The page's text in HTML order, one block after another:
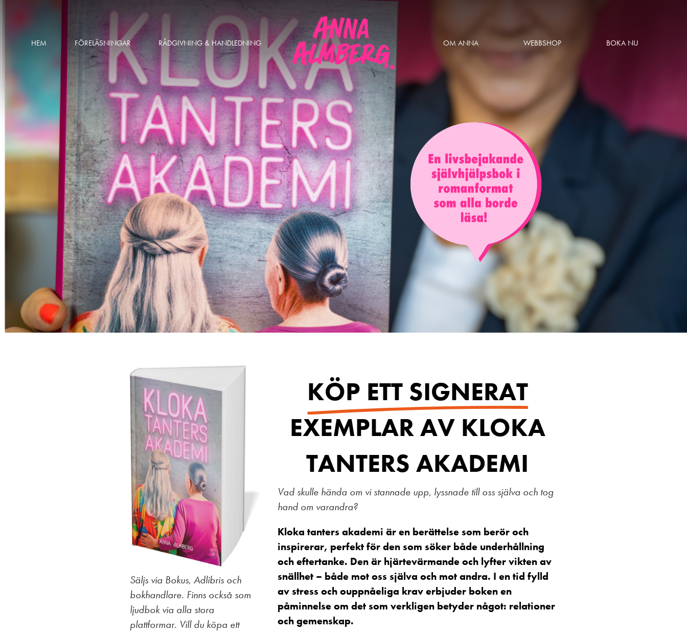
HEM FÖRELÄSNINGAR RÅDGIVNING & HANDLEDNING OM ANNA WEBBSHOP BOKA NU
Säljs via Bokus, Adlibris och
bokhandlare. Finns också som
ljudbok via alla stora
plattformar. Vill du köpa ett
KÖP ETT SIGNERAT
EXEMPLAR AV KLOKA
TANTERS AKADEMI
Vad skulle hända om vi stannade upp, lyssnade till oss själva och tog
hand om varandra?
Kloka tanters akademi är en berättelse som berör och
inspirerar, perfekt för den som söker både underhållning
och eftertanke. Den är hjärtevärmande och lyfter vikten av
snällhet – både mot oss själva och mot andra. I en tid fylld
av stress och ouppnåeliga krav erbjuder boken en
påminnelse om det som verkligen betyder något: relationer
och gemenskap.